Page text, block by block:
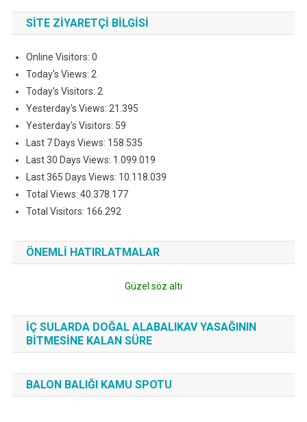
SITE ZIYARETÇI BILGISI
Online Visitors: 0
Today's Views: 2
Today's Visitors: 2
Yesterday's Views: 21.395
Yesterday's Visitors: 59
Last 7 Days Views: 158.535
Last 30 Days Views: 1.099.019
Last 365 Days Views: 10.118.039
Total Views: 40.378.177
Total Visitors: 166.292
ÖNEMLI HATIRLATMALAR
Güzel söz altı
İÇ SULARDA DOĞAL ALABALIKAV YASAĞININ
BITMESINE KALAN SÜRE
BALON BALIĞI KAMU SPOTU